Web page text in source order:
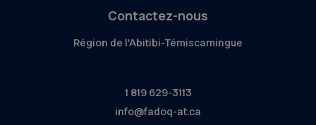
Contactez-nous
Région de l'Abitibi-Témiscamingue
1 819 629-3113
info@fadoq-at.ca